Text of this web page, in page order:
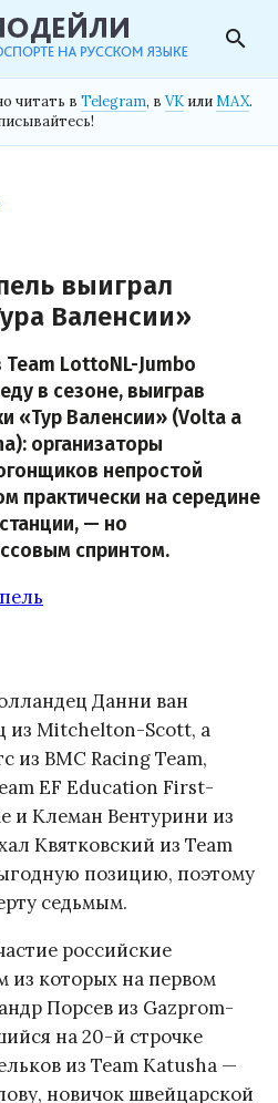
search
читать в Telegram, в VK илиMAX.
выиграл
Валенсии»
LottoNL-Jumbo
в сезоне, выиграв
«Тур Валенсии» (Volta a
организаторы
непростой
практически на середине
— но
спринтом.
Данни ван
из Mitchelton-Scott, а
из BMC Racing Team,
EF Education First-
и Клеман Вентурини из
Квятковский из Team
позицию, поэтому
седьмым.
российские
которых на первом
Порсев из Gazprom-
на 20-й строчке
из Team Katusha —
новичок швейцарской